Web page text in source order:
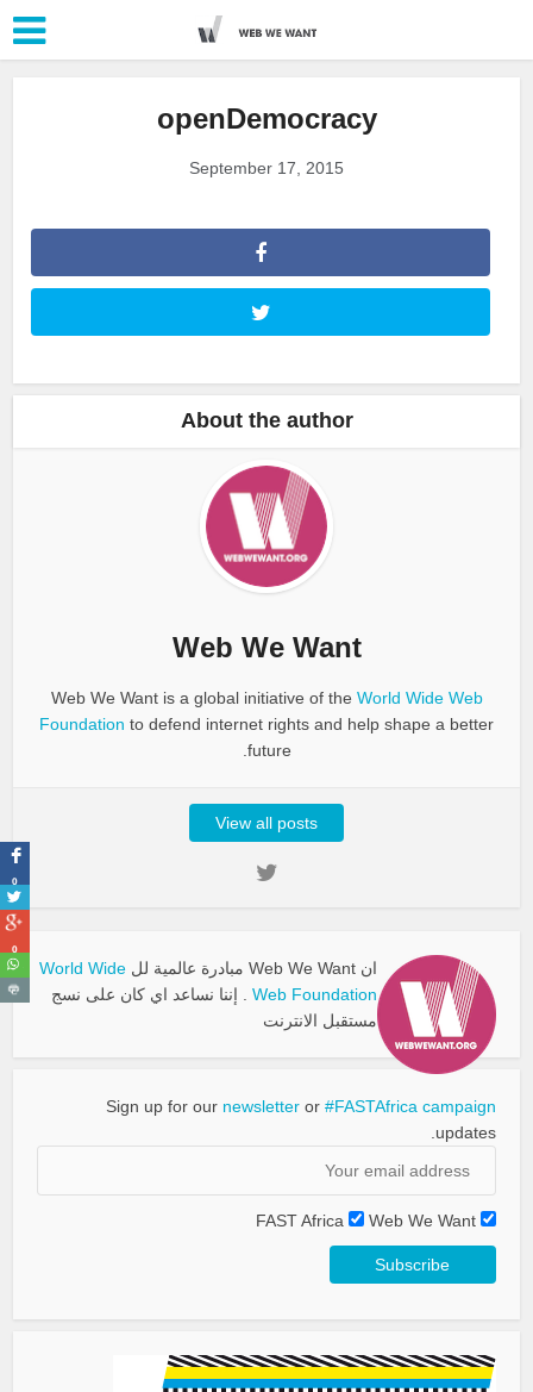
openDemocracy
September 17, 2015
About the author
Web We Want
Web We Want is a global initiative of the World Wide Web
Foundation to defend internet rights and help shape a better
future.
View all posts
ان Web We Want مبادرة عالمية لل
World Wide
Web Foundation . إننا نساعد اي كان على نسج
مستقبل الانترنت
Sign up for our newsletteror #FASTAfrica campaign
updates.
FAST Africa Web We Want
0
0